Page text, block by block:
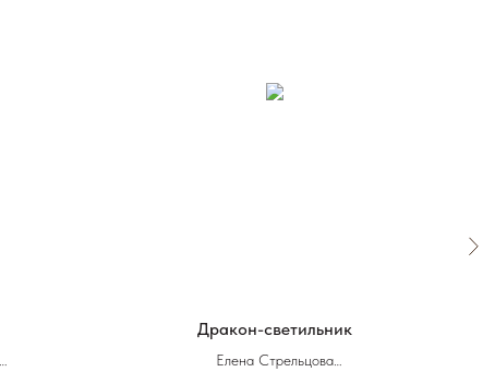
Дракон-светильник
Елена Стрельцова